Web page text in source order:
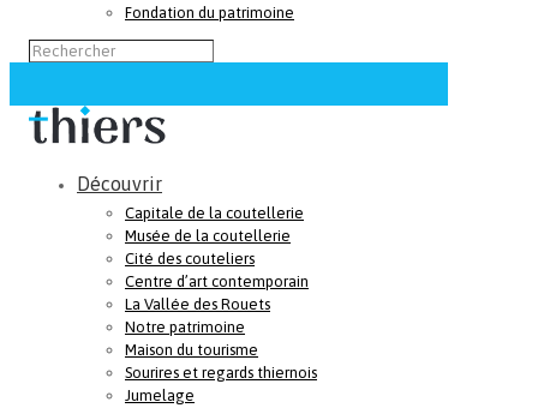
Fondation du patrimoine
Découvrir
Capitale de la coutellerie
Musée de la coutellerie
Cité des couteliers
Centre d’art contemporain
La Vallée des Rouets
Notre patrimoine
Maison du tourisme
Sourires et regards thiernois
Jumelage